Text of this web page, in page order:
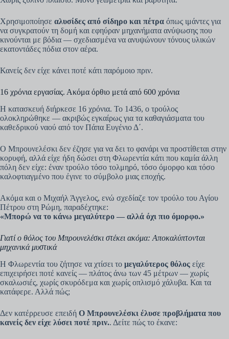
Χρησιμοποίησε αλυσίδες από σίδηρο και πέτρα όπως ιμάντες για
να συγκρατούν τη δομή και εφηύραν μηχανήματα ανύψωσης που
κινούνται με βόδια — σχεδιασμένα να ανυψώνουν τόνους υλικών
εκατοντάδες πόδια στον αέρα.
Κανείς δεν είχε κάνει ποτέ κάτι παρόμοιο πριν.
16 χρόνια εργασίας. Ακόμα όρθιο μετά από 600 χρόνια
Η κατασκευή διήρκεσε 16 χρόνια. Το 1436, ο τρούλος
ολοκληρώθηκε — ακριβώς εγκαίρως για τα καθαγιάσματα του
καθεδρικού ναού από τον Πάπα Ευγένιο Δ΄.
Ο Μπρουνελέσκι δεν έζησε για να δει το φανάρι να προστίθεται στην
κορυφή, αλλά είχε ήδη δώσει στη Φλωρεντία κάτι που καμία άλλη
πόλη δεν είχε: έναν τρούλο τόσο τολμηρό, τόσο όμορφο και τόσο
καλοφτιαγμένο που έγινε το σύμβολο μιας εποχής.
Ακόμα και ο Μιχαήλ Άγγελος, ενώ σχεδίαζε τον τρούλο του Αγίου
Πέτρου στη Ρώμη, παραδέχτηκε:
«Μπορώ να το κάνω μεγαλύτερο — αλλά όχι πιο όμορφο.»
Γιατί ο θόλος του Μπρουνελέσκι στέκει ακόμα: Αποκαλύπτονται
μηχανικά μυστικά
Η Φλωρεντία του ζήτησε να χτίσει το μεγαλύτερος θόλος είχε
επιχειρήσει ποτέ κανείς — πλάτος άνω των 45 μέτρων — χωρίς
σκαλωσιές, χωρίς σκυρόδεμα και χωρίς οπλισμό χάλυβα. Και τα
κατάφερε. Αλλά πώς;
Δεν κατέρρευσε επειδή Ο Μπρουνελέσκι έλυσε προβλήματα που
κανείς δεν είχε λύσει ποτέ πριν.. Δείτε πώς το έκανε: